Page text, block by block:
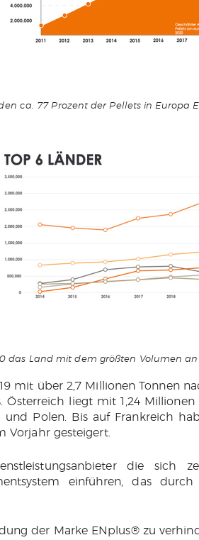
ca. 77 Prozent der Pellets in Europa
Land mit dem größten Volumen an
mit über 2,7 Millionen Tonnen
Österreich liegt mit 1,24 Millionen
und Polen. Bis auf Frankreich
Vorjahr gesteigert.
die sich
einführen, das
der Marke ENplus® zu